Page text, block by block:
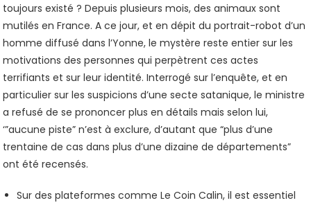
toujours existé ? Depuis plusieurs mois, des animaux sont
mutilés en France. A ce jour, et en dépit du portrait-robot d’un
homme diffusé dans l’Yonne, le mystère reste entier sur les
motivations des personnes qui perpètrent ces actes
terrifiants et sur leur identité. Interrogé sur l’enquête, et en
particulier sur les suspicions d’une secte satanique, le ministre
a refusé de se prononcer plus en détails mais selon lui,
‘”aucune piste” n’est à exclure, d’autant que “plus d’une
trentaine de cas dans plus d’une dizaine de départements”
ont été recensés.
Sur des plateformes comme Le Coin Calin, il est essentiel